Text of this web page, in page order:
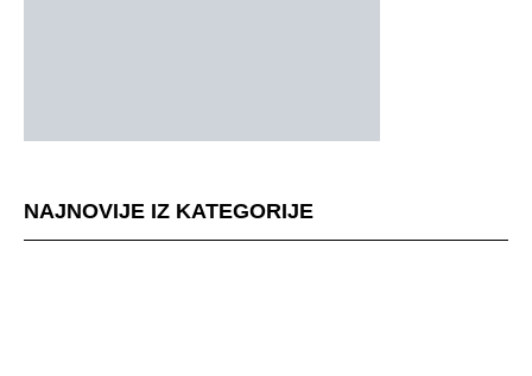
NAJNOVIJE IZ KATEGORIJE